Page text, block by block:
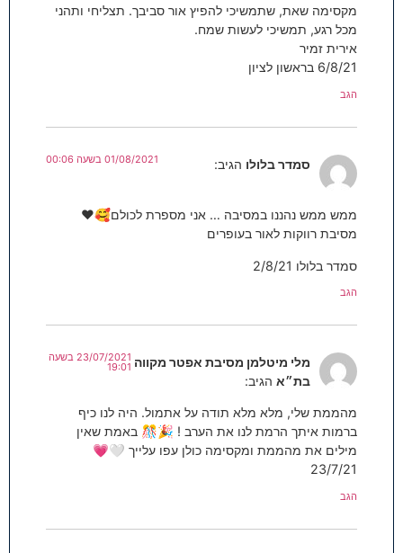
מקסימה שאת, שתמשיכי להפיץ אור סביבך. תצליחי ותהני
מכל רגע, תמשיכי לעשות שמח.
אירית זמיר
6/8/21 בראשון לציון
הגב
סמדר בלולו הגיב: 01/08/2021 בשעה 00:06
ממש ממש נהננו במסיבה … אני מספרת לכולם🥰❤️
מסיבת רווקות לאור בעופרים
סמדר בלולו 2/8/21
הגב
מלי מיטלמן מסיבת אפטר מקווה
בת״א הגיב:
23/07/2021 בשעה
19:01
מהממת שלי, מלא מלא תודה על אתמול. היה לנו כיף
ברמות איתך הרמת לנו את הערב ! 🎉🎊 באמת שאין
מילים את מהממת ומקסימה כולן עפו עלייך 🤍💗
23/7/21
הגב